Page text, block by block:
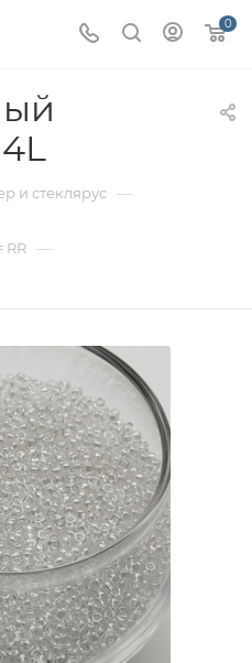
0
и стеклярус —
RR —